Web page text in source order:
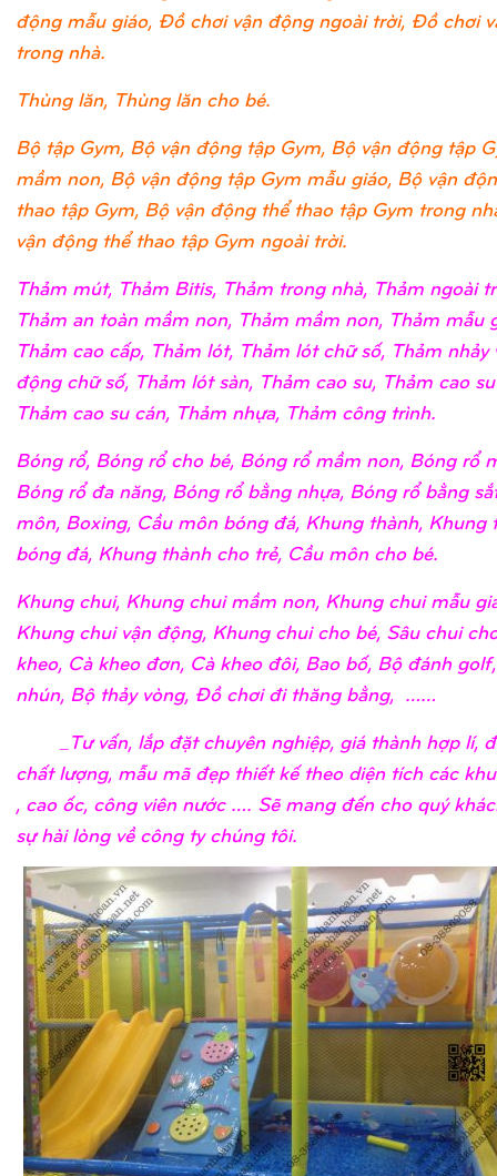
động mẫu giáo, Đồ chơi vận động ngoài trời, Đồ chơi
trong nhà.
Thùng lăn, Thùng lăn cho bé.
Bộ tập Gym, Bộ vận động tập Gym, Bộ vận động tập
mầm non, Bộ vận động tập Gym mẫu giáo, Bộ vận
thao tập Gym, Bộ vận động thể thao tập Gym trong
vận động thể thao tập Gym ngoài trời.
Thảm mút, Thảm Bitis, Thảm trong nhà, Thảm ngoài
Thảm an toàn mầm non, Thảm mầm non, Thảm mẫu
Thảm cao cấp, Thảm lót, Thảm lót chữ số, Thảm nhảy
động chữ số, Thảm lót sàn, Thảm cao su, Thảm cao
Thảm cao su cán, Thảm nhựa, Thảm công trình.
Bóng rổ, Bóng rổ cho bé, Bóng rổ mầm non, Bóng rổ
Bóng rổ đa năng, Bóng rổ bằng nhựa, Bóng rổ bằng
môn, Boxing, Cầu môn bóng đá, Khung thành, Khung
bóng đá, Khung thành cho trẻ, Cầu môn cho bé.
Khung chui, Khung chui mầm non, Khung chui mẫu
Khung chui vận động, Khung chui cho bé, Sâu chui
kheo, Cà kheo đơn, Cà kheo đôi, Bao bố, Bộ đánh
nhún, Bộ thảy vòng, Đồ chơi đi thăng bằng, ……
_Tư vấn, lắp đặt chuyên nghiệp, giá thành hợp lí,
chất lượng, mẫu mã đẹp thiết kế theo diện tích các
, cao ốc, công viên nước …. Sẽ mang đến cho quý
sự hài lòng về công ty chúng tôi.